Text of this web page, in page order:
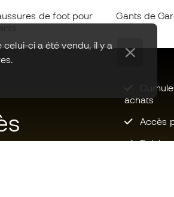
celui-ci a été vendu, il y a
de foot pour
Gants de
achats
Accès